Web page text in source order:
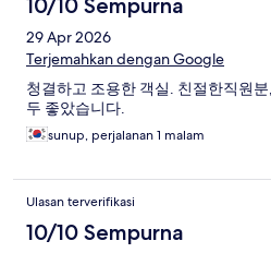
10/10 Sempurna
29 Apr 2026
Terjemahkan dengan Google
청결하고 조용한 객실. 친절한직원
두 좋았습니다.
sunup, perjalanan 1 malam
Ulasan terverifikasi
10/10 Sempurna